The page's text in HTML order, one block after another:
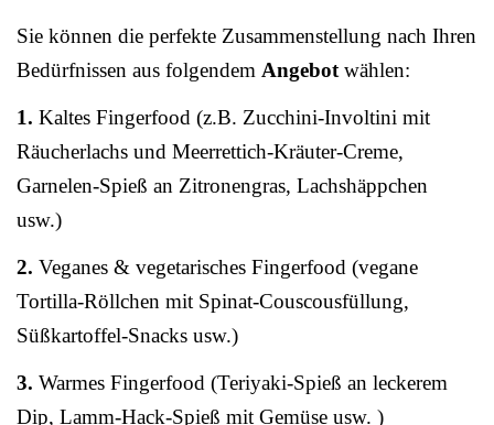
Sie können die perfekte Zusammenstellung nach Ihren
Bedürfnissen aus folgendem Angebotwählen:
1. Kaltes Fingerfood (z.B. Zucchini-Involtini mit
Räucherlachs und Meerrettich-Kräuter-Creme,
Garnelen-Spieß an Zitronengras, Lachshäppchen
usw.)
2. Veganes & vegetarisches Fingerfood (vegane
Tortilla-Röllchen mit Spinat-Couscousfüllung,
Süßkartoffel-Snacks usw.)
3. Warmes Fingerfood (Teriyaki-Spieß an leckerem
Dip, Lamm-Hack-Spieß mit Gemüse usw. )